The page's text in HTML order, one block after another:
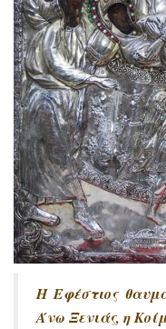
Η Εφέστιος
Άνω Ξενιάς, η